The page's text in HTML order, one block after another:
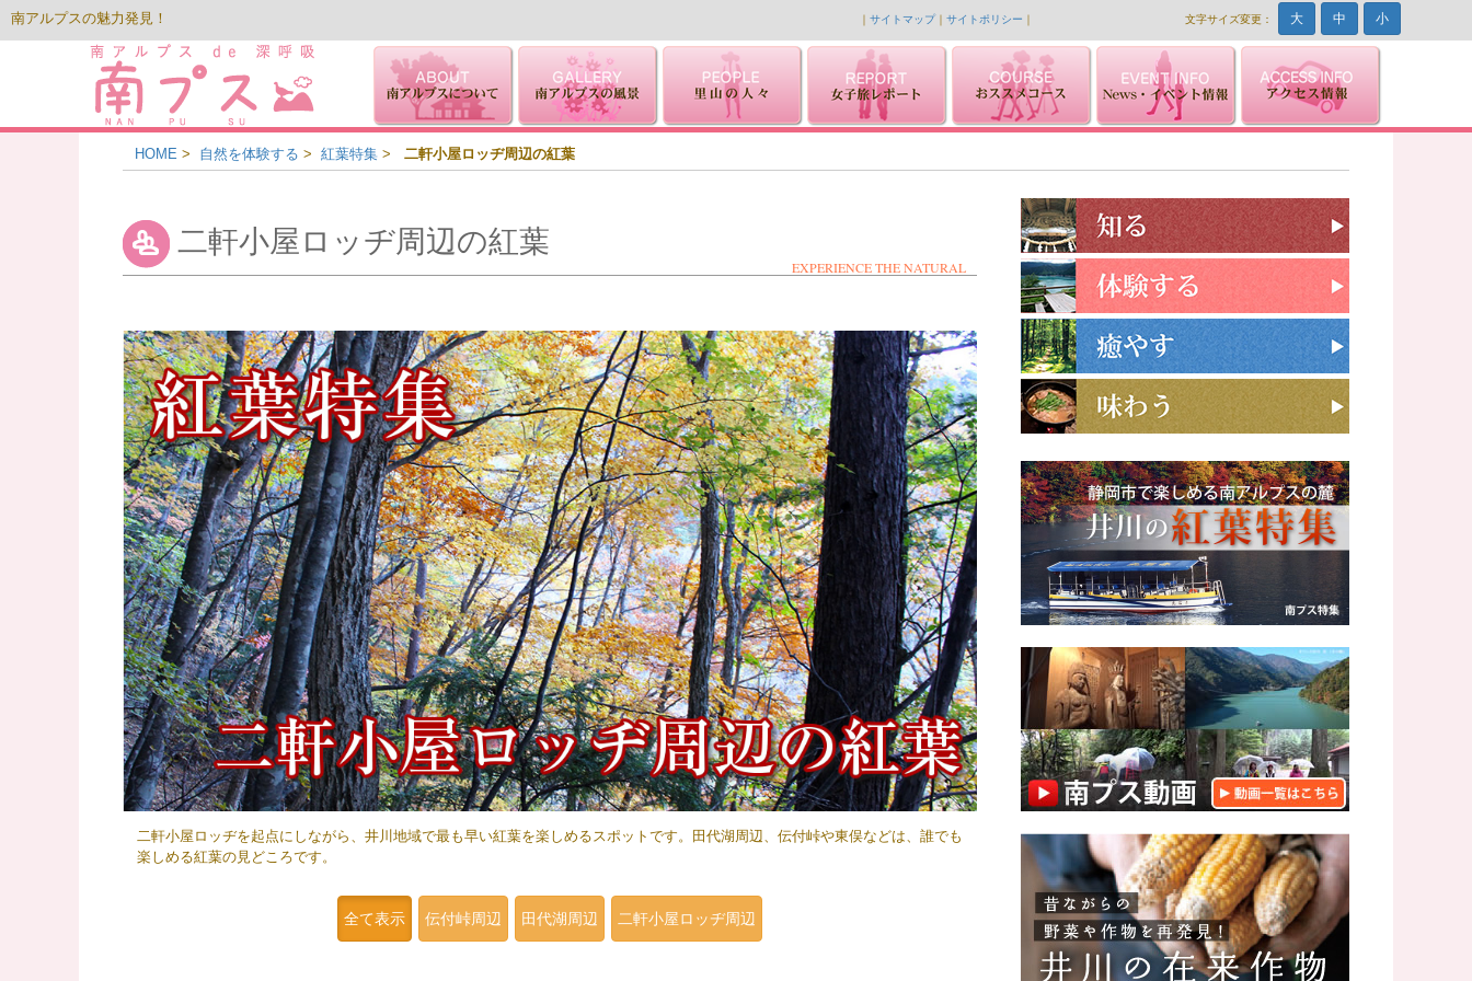
南アルプスの魅力発見！ ｜ サイトマップ｜ サイトポリシー ｜ 文字サイズ変更： 大 中 小
HOME > 自然を体験する >紅葉特集 > 二軒小屋ロッヂ周辺の紅葉
二軒小屋ロッヂ周辺の紅葉
EXPERIENCE THE NATURAL
二軒小屋ロッヂを起点にしながら、井川地域で最も早い紅葉を楽しめるスポットです。田代湖周辺、伝付峠や東俣などは、誰でも
楽しめる紅葉の見どころです。
全て表示 伝付峠周辺 田代湖周辺 二軒小屋ロッヂ周辺